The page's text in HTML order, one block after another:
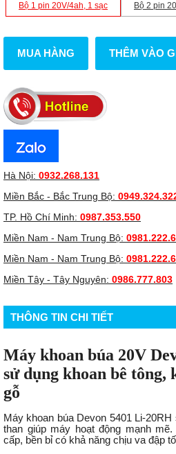
Bộ 1 pin 20V/4ah, 1 sạc Bộ 2 pin
MUA HÀNG THÊM VÀO
Hà Nội: 0932.268.131
Miền Bắc - Bắc Trung Bộ:
TP. Hồ Chí Minh: 0987.353.550
Miền Nam - Nam Trung Bộ:
Miền Nam - Nam Trung Bộ:
Miền Tây - Tây Nguyên: 0986.777.803
THÔNG TIN CHI TIẾT
Máy khoan búa 20V
sử dụng khoan bê tông,
gỗ
Máy khoan búa Devon 5401 Li-
than giúp máy hoạt động mạnh
cấp, bền bỉ có khả năng chịu va đập